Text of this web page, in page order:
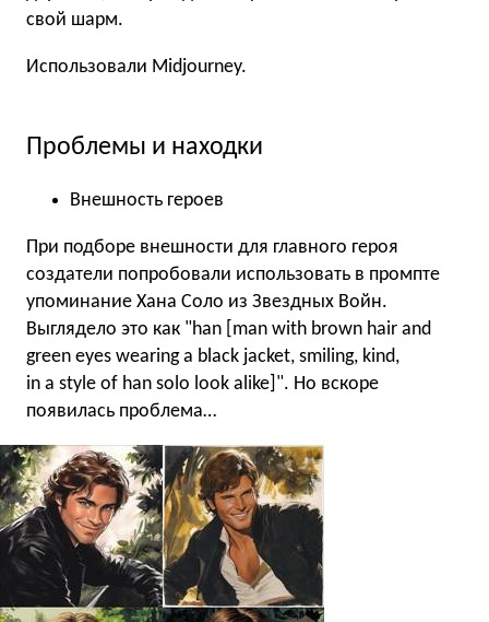
свой шарм.
Использовали Midjourney.
Проблемы и находки
Внешность героев
При подборе внешности для главного героя
создатели попробовали использовать в промпте
упоминание Хана Соло из Звездных Войн.
Выглядело это как "han [man with brown hair and
green eyes wearing a black jacket, smiling, kind,
in a style of han solo look alike]". Но вскоре
появилась проблема…